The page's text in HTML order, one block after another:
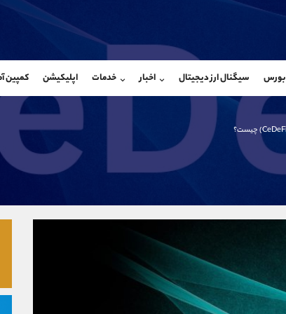
بورس سیگنال ارز دیجیتال اخبار خدمات اپلیکیشن کمپین
@Armteam_admin_33
شروع